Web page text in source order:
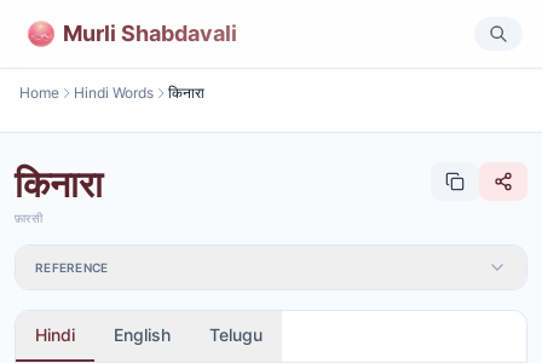
Murli Shabdavali
Home Hindi Words किनारा
किनारा
फ़ारसी
REFERENCE
Hindi English Telugu